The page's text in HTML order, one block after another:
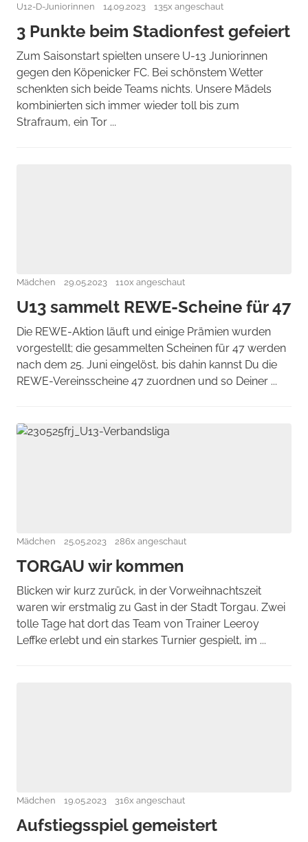
U12-D-Juniorinnen 14.09.2023 135x angeschaut
3 Punkte beim Stadionfest gefeiert
Zum Saisonstart spielten unsere U-13 Juniorinnen
gegen den Köpenicker FC. Bei schönstem Wetter
schenkten sich beide Teams nichts. Unsere Mädels
kombinierten sich immer wieder toll bis zum
Strafraum, ein Tor ...
Mädchen 29.05.2023 110x angeschaut
U13 sammelt REWE-Scheine für 47
Die REWE-Aktion läuft und einige Prämien wurden
vorgestellt; die gesammelten Scheinen für 47 werden
nach dem 25. Juni eingelöst, bis dahin kannst Du die
REWE-Vereinsscheine 47 zuordnen und so Deiner ...
Mädchen 25.05.2023 286x angeschaut
TORGAU wir kommen
Blicken wir kurz zurück, in der Vorweihnachtszeit
waren wir erstmalig zu Gast in der Stadt Torgau. Zwei
tolle Tage hat dort das Team von Trainer Leeroy
Leffke erlebt und ein starkes Turnier gespielt, im ...
Mädchen 19.05.2023 316x angeschaut
Aufstiegsspiel gemeistert